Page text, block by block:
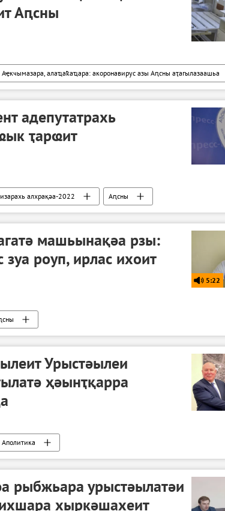
Аԥсны
Аҿкчымазара, алаҵаҟаҵара: акоронавирус азы Аԥсны аҭагылазаашьа
адепутатрахь
ҭарҩит
алхрақәа-2022 Аԥсны
машьынақәа рзы:
роуп, ирлас ихоит
5:22
Урыстәылеи
ҳәынҭқарра
Аполитика
рыбжьара урыстәылатәи
хыркәшахеит